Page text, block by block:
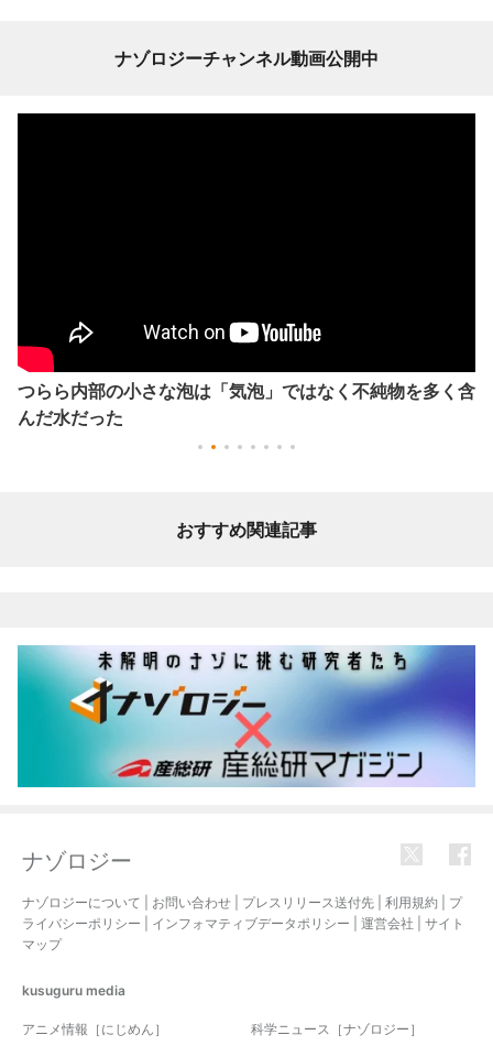
ナゾロジーチャンネル動画公開中
つらら内部の小さな泡は「気泡」ではなく不純物を多く含
んだ水だった
おすすめ関連記事
ナゾロジー
ナゾロジーについて お問い合わせ プレスリリース送付先 利用規約
プ
ライバシーポリシー
インフォマティブデータポリシー 運営会社
サイト
マップ
kusuguru media
アニメ情報［にじめん］ 科学ニュース［ナゾロジー］